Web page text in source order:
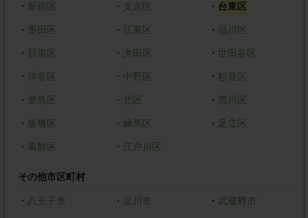
・ 新宿区 ・ 文京区 ・ 台東区
・ 墨田区 ・ 江東区 ・ 品川区
・ 目黒区 ・ 大田区 ・世田谷区
・ 渋谷区 ・ 中野区 ・杉並区
・ 豊島区 ・ 北区 ・ 荒川区
・ 板橋区 ・ 練馬区 ・ 足立区
・ 葛飾区 ・ 江戸川区
その他市区町村
・ 八王子市 ・ 立川市 ・ 武蔵野市